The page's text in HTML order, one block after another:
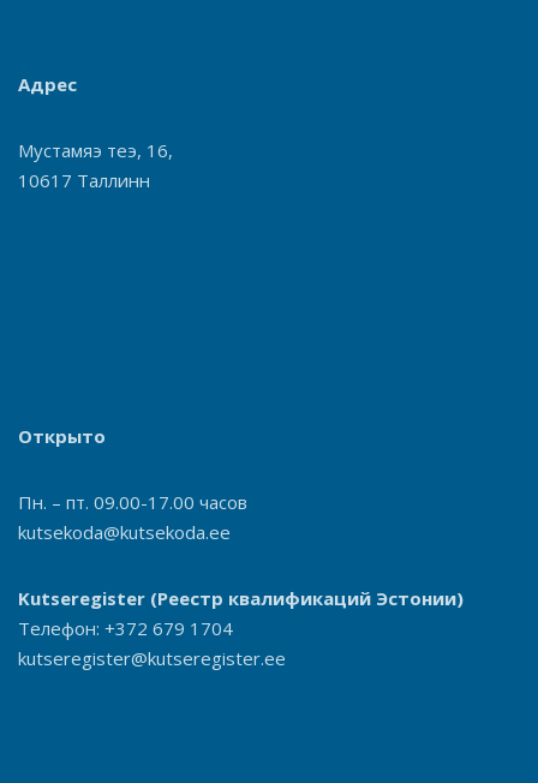
Адрес
Мустамяэ теэ, 16,
10617 Таллинн
Открыто
Пн. – пт. 09.00-17.00 часов
kutsekoda@kutsekoda.ee
Kutseregister (Реестр квалификаций Эстонии)
Телефон: +372 679 1704
kutseregister@kutseregister.ee